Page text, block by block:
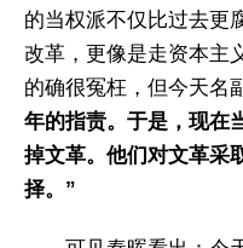
的当权派不仅比过去更
改革，更像是走资本主
的确很冤枉，但今天名
年的指责。于是，现在
掉文革。他们对文革采
择。”